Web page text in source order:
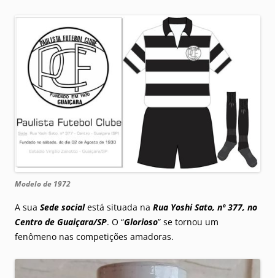
Modelo de 1972
A sua Sede socialestá situada na Rua Yoshi Sato, nº 377, no
Centro de Guaiçara/SP. O “Glorioso” se tornou um
fenômeno nas competições amadoras.